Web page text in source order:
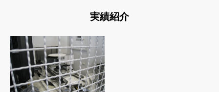
実績紹介